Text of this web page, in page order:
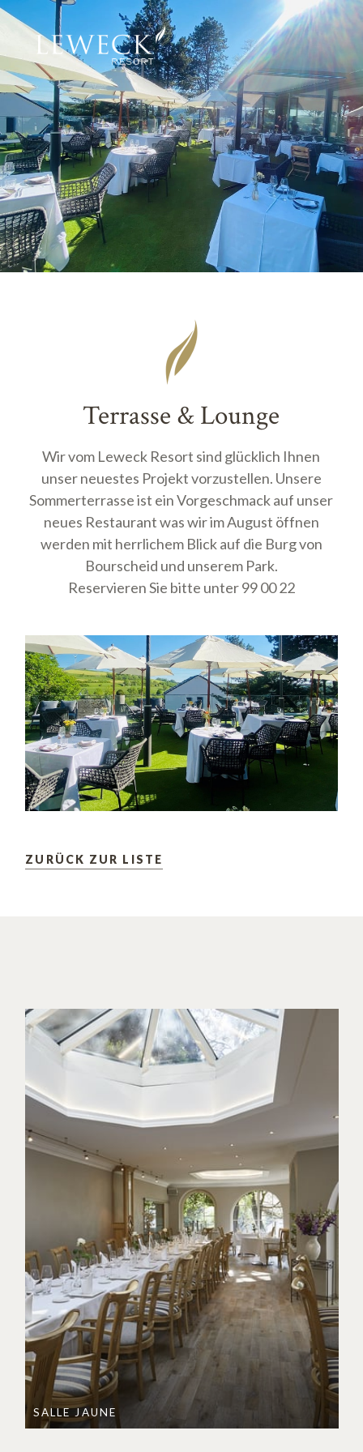
Terrasse & Lounge
Wir vom Leweck Resort sind glücklich Ihnen
unser neuestes Projekt vorzustellen. Unsere
Sommerterrasse ist ein Vorgeschmack auf unser
neues Restaurant was wir im August öffnen
werden mit herrlichem Blick auf die Burg von
Bourscheid und unserem Park.
Reservieren Sie bitte unter 99 00 22
ZURÜCK ZUR LISTE
SALLE JAUNE